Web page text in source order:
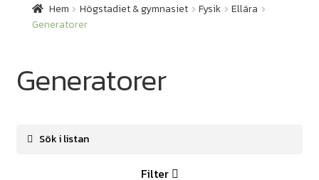
Hem Högstadiet & gymnasiet Fysik
Ellära
Generatorer
Generatorer
Filter